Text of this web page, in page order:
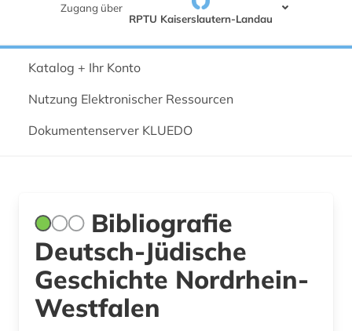
Zugang über
RPTU Kaiserslautern-Landau
Katalog + Ihr Konto
Nutzung Elektronischer Ressourcen
Dokumentenserver KLUEDO
Bibliografie
Deutsch-Jüdische
Geschichte Nordrhein-
Westfalen